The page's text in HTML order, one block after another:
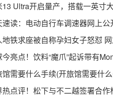
13 Ultra开启量产，搭载一英寸
速读：电动自行车调速器网上
地铁求座被自称孕妇女子怒怼
亮点！饮料“魔爪”起诉带有
馆需要什么手续(开旅馆需要什
热点评！松下与不二越签署合